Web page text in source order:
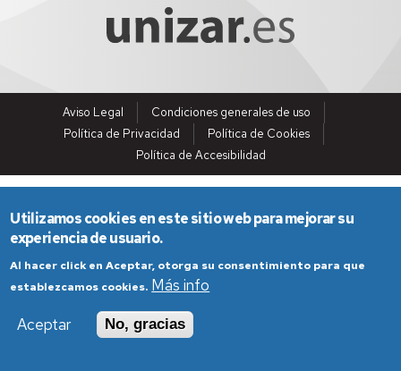
Aviso Legal
Condiciones generales de uso
Política de Privacidad
Política de Cookies
Política de Accesibilidad
Utilizamos cookies en este sitio web para mejorar su
experiencia de usuario.
Al hacer click en Aceptar, otorga su consentimiento para que
establezcamos cookies. Más info
Aceptar
No, gracias